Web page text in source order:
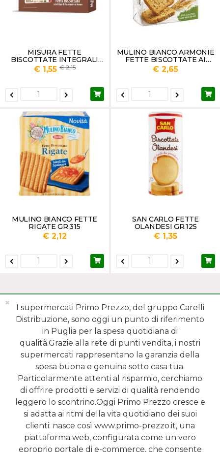
MISURA FETTE
BISCOTTATE INTEGRALI
SENZA LATTOSIO GR.320
€ 1,55 2,15
MULINO BIANCO ARMONIE
FETTE BISCOTTATE AI
CEREALI GR 315
€ 2,65
MULINO BIANCO FETTE
RIGATE GR.315
€ 2,12
SAN CARLO FETTE
OLANDESI GR.125
€ 1,35
MENÙ
REPARTI
SHOP ONLINE
SERVIZI
NEWSLETTER
I supermercati Primo Prezzo, del gruppo Carelli
Distribuzione, sono oggi un punto di riferimento
in Puglia per la spesa quotidiana di
qualità.Grazie alla rete di punti vendita, i nostri
supermercati rappresentano la garanzia della
spesa buona e genuina sotto casa tua.
Particolarmente attenti al risparmio, cerchiamo
di offrire prodotti e servizi di qualità rendendo
leggero lo scontrino.Oggi Primo Prezzo cresce e
si adatta ai ritmi della vita quotidiano dei suoi
clienti: nasce così www.primo-prezzo.it, una
piattaforma web, configurata come un vero
eproprio portale di e-commerce, che consente
✖